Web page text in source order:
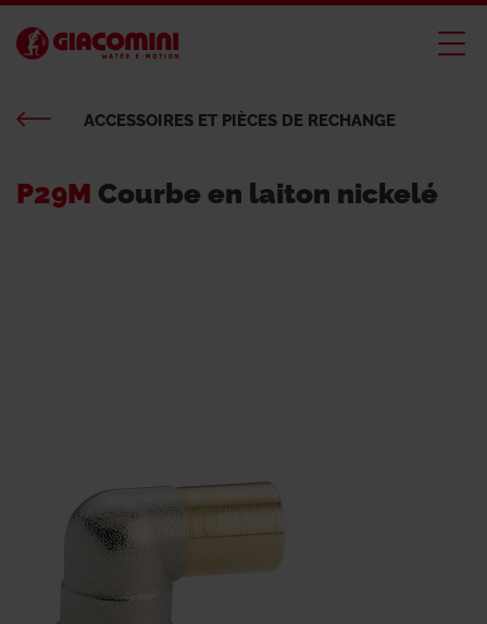
ACCESSOIRES ET PIÈCES DE RECHANGE
P29M Courbe en laiton nickelé